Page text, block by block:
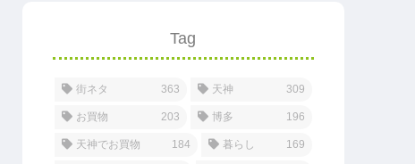
Tag
街ネタ 363 天神 309
お買物 203 博多 196
天神でお買物 184 暮らし 169